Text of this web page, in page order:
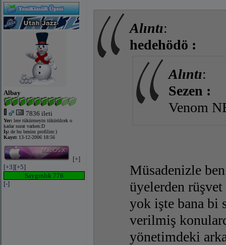
Albay
7836 ileti
Yer: lere tükürmeyin tükürülcek o
kadar surat varken:D
İş: de bu benim profilim:)
Kayıt: 13-12-2006 18:56
[+]
[+3][+5]
Saygınlık 776
[-]
Alıntı:
hedehödö :
Alıntı:
Sezen :
Venom
Müsadenizle
üyelerden
yok işte bana bi
verilmiş
yönetimdeki